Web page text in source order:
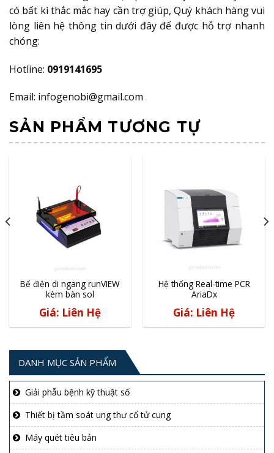
DANH MỤC SẢN PHẨM
Giải phẫu bệnh kỹ thuật số
Thiết bị tầm soát ung thư cổ tử cung
Máy quét tiêu bản
có bất kì thắc mắc hay cần trợ giúp, Quý khách hàng vui
lòng liên hệ thông tin dưới đây để được hỗ trợ nhanh
chóng:
Hotline: 0919141695
Email: infogenobi@gmail.com
SẢN PHẨM TƯƠNG TỰ
Bể điện di ngang runVIEW
kèm bàn sol
Giá: Liên Hệ
Hệ thống Real-time PCR
AriaDx
Giá: Liên Hệ